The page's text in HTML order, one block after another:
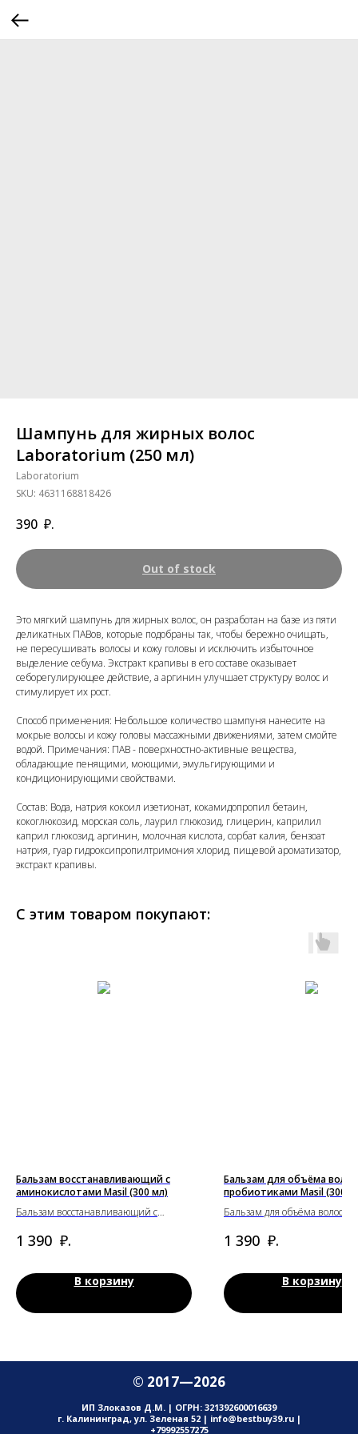
Шампунь для жирных волос
Laboratorium (250 мл)
Laboratorium
SKU: 4631168818426
390 ₽.
Out of stock
Это мягкий шампунь для жирных волос, он разработан на базе из пяти
деликатных ПАВов, которые подобраны так, чтобы бережно очищать,
не пересушивать волосы и кожу головы и исключить избыточное
выделение себума. Экстракт крапивы в его составе оказывает
себорегулирующее действие, а аргинин улучшает структуру волос и
стимулирует их рост.
Способ применения: Небольшое количество шампуня нанесите на
мокрые волосы и кожу головы массажными движениями, затем смойте
водой. Примечания: ПАВ - поверхностно-активные вещества,
обладающие пенящими, моющими, эмульгирующими и
кондиционирующими свойствами.
Состав: Вода, натрия кокоил изетионат, кокамидопропил бетаин,
кокоглюкозид, морская соль, лаурил глюкозид, глицерин, каприлил
каприл глюкозид, аргинин, молочная кислота, сорбат калия, бензоат
натрия, гуар гидроксипропилтримония хлорид, пищевой ароматизатор,
экстракт крапивы.
С этим товаром покупают:
Бальзам восстанавливающий с
аминокислотами Masil (300 мл)
Бальзам восстанавливающий с
1 390 ₽.
В корзину
Бальзам для объёма волос
пробиотиками Masil (300
Бальзам для объёма волос с
1 390 ₽.
В корзину
© 2017—2026
ИП Злоказов Д.М. | ОГРН: 321392600016639
г. Калининград, ул. Зеленая 52 | info@bestbuy39.ru |
+79992557275